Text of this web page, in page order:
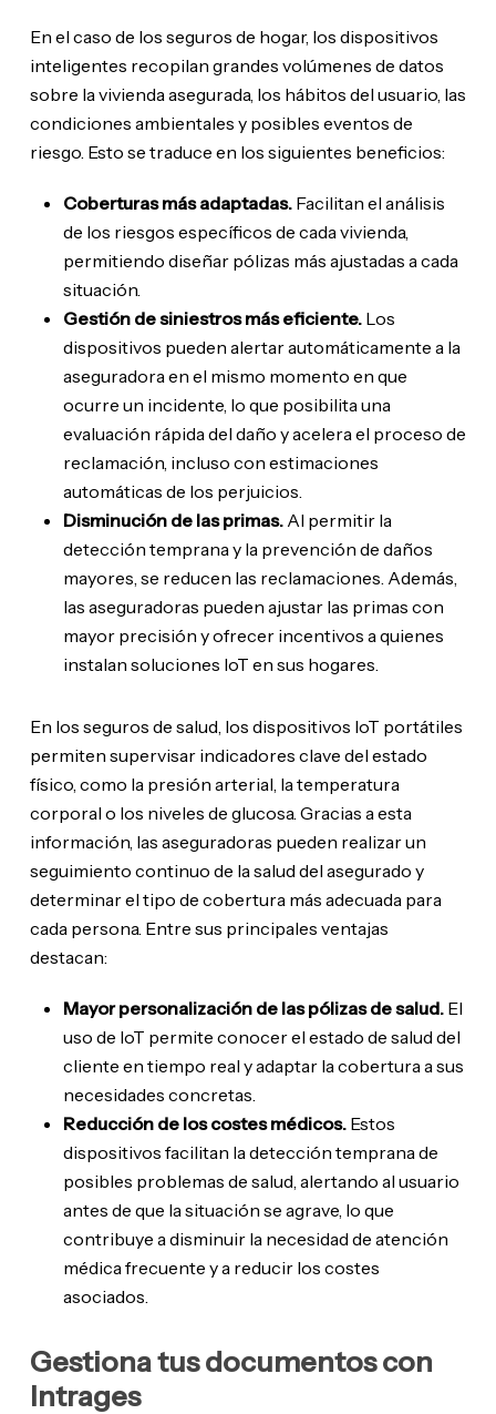
En el caso de los seguros de hogar, los dispositivos
inteligentes recopilan grandes volúmenes de datos
sobre la vivienda asegurada, los hábitos del usuario, las
condiciones ambientales y posibles eventos de
riesgo. Esto se traduce en los siguientes beneficios:
Coberturas más adaptadas.Facilitan el análisis
de los riesgos específicos de cada vivienda,
permitiendo diseñar pólizas más ajustadas a cada
situación.
Gestión de siniestros más eficiente.Los
dispositivos pueden alertar automáticamente a la
aseguradora en el mismo momento en que
ocurre un incidente, lo que posibilita una
evaluación rápida del daño y acelera el proceso de
reclamación, incluso con estimaciones
automáticas de los perjuicios.
Disminución de las primas.Al permitir la
detección temprana y la prevención de daños
mayores, se reducen las reclamaciones. Además,
las aseguradoras pueden ajustar las primas con
mayor precisión y ofrecer incentivos a quienes
instalan soluciones IoT en sus hogares.
En los seguros de salud, los dispositivos IoT portátiles
permiten supervisar indicadores clave del estado
físico, como la presión arterial, la temperatura
corporal o los niveles de glucosa. Gracias a esta
información, las aseguradoras pueden realizar un
seguimiento continuo de la salud del asegurado y
determinar el tipo de cobertura más adecuada para
cada persona. Entre sus principales ventajas
destacan:
Mayor personalización de las pólizas de salud.El
uso de IoT permite conocer el estado de salud del
cliente en tiempo real y adaptar la cobertura a sus
necesidades concretas.
Reducción de los costes médicos.Estos
dispositivos facilitan la detección temprana de
posibles problemas de salud, alertando al usuario
antes de que la situación se agrave, lo que
contribuye a disminuir la necesidad de atención
médica frecuente y a reducir los costes
asociados.
Gestiona tus documentos con
Intrages